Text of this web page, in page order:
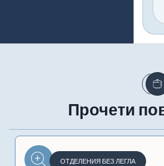
ОТДЕЛЕНИЯ БЕЗ ЛЕГЛА
Прочети